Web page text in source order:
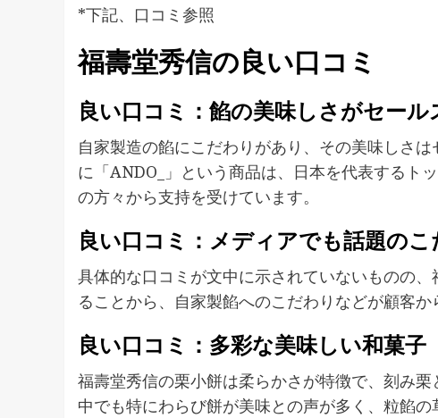
*下記、口コミ参照
福壽堂秀信の良い口コミ
良い口コミ：餡の美味しさがセール
自家製造の餡にこだわりがあり、その美味しさ
に「ANDO_」という商品は、日本を代表するト
の方々から支持を受けています。
良い口コミ：メディアでも話題の
具体的な口コミが文中に示されていないものの
ることから、自家製餡へのこだわりなどが顧客
良い口コミ：多彩な美味しい和菓子
福壽堂秀信の栗小餅は柔らかさが特徴で、刻み
中でも特にわらび餅が美味との声が多く、粒餡